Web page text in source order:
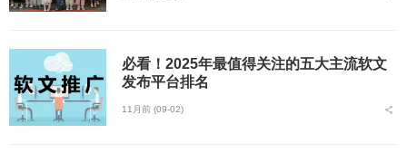
必看！2025年最值得关注的五大主流软文
发布平台排名
11月前 (09-02)